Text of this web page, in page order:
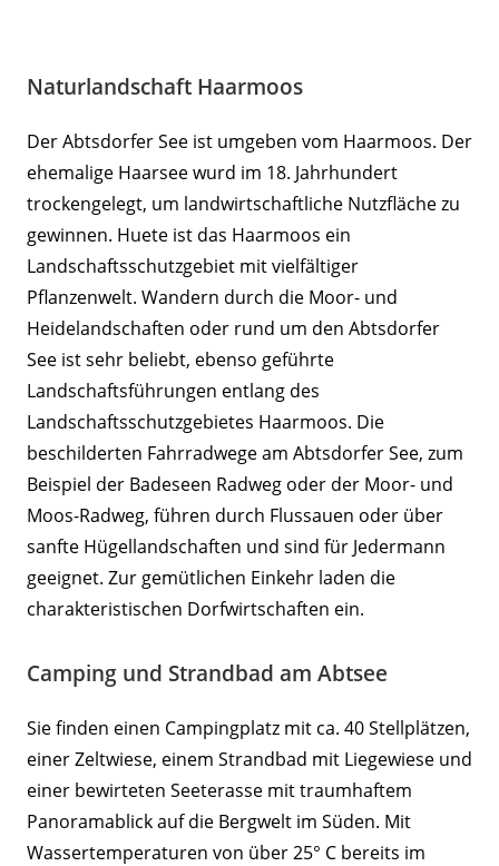
Naturlandschaft Haarmoos
Der Abtsdorfer See ist umgeben vom Haarmoos. Der
ehemalige Haarsee wurd im 18. Jahrhundert
trockengelegt, um landwirtschaftliche Nutzfläche zu
gewinnen. Huete ist das Haarmoos ein
Landschaftsschutzgebiet mit vielfältiger
Pflanzenwelt. Wandern durch die Moor- und
Heidelandschaften oder rund um den Abtsdorfer
See ist sehr beliebt, ebenso geführte
Landschaftsführungen entlang des
Landschaftsschutzgebietes Haarmoos. Die
beschilderten Fahrradwege am Abtsdorfer See, zum
Beispiel der Badeseen Radweg oder der Moor- und
Moos-Radweg, führen durch Flussauen oder über
sanfte Hügellandschaften und sind für Jedermann
geeignet. Zur gemütlichen Einkehr laden die
charakteristischen Dorfwirtschaften ein.
Camping und Strandbad am Abtsee
Sie finden einen Campingplatz mit ca. 40 Stellplätzen,
einer Zeltwiese, einem Strandbad mit Liegewiese und
einer bewirteten Seeterasse mit traumhaftem
Panoramablick auf die Bergwelt im Süden. Mit
Wassertemperaturen von über 25° C bereits im